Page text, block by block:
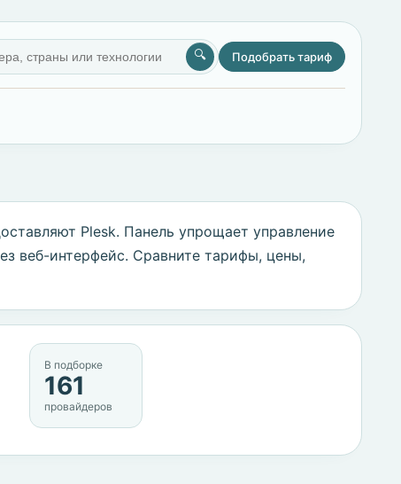
🔍 Подобрать тариф
Plesk. Панель упрощает управление
веб-интерфейс. Сравните тарифы, цены,
В подборке
161
провайдеров